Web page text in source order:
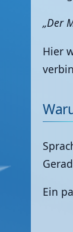
„Der
Hier
Ein